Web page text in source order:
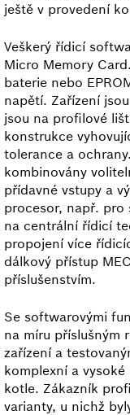
ještě v provedení
Veškerý řídicí
Micro Memory
baterie nebo
napětí. Zařízení
jsou na profilové
konstrukce
tolerance a
kombinovány
přídavné vstupy a
procesor, např. pro
na centrální řídicí
propojení více
dálkový přístup
příslušenstvím.
Se softwarovými
na míru příslušným
zařízení a
komplexní a
kotle. Zákazník
varianty, u nichž